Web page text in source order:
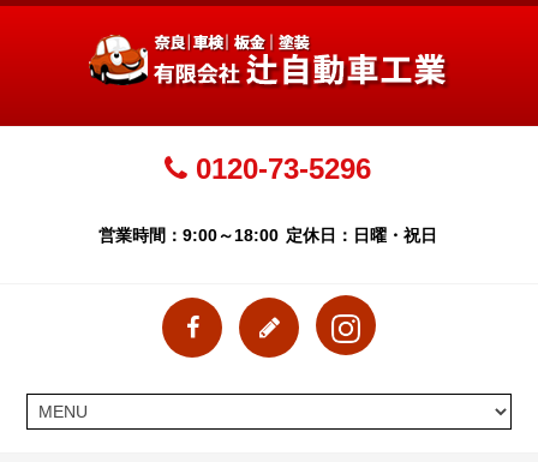
0120-73-5296
営業時間：9:00～18:00 定休日：日曜・祝日